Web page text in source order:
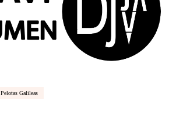
Pelotas Galileas